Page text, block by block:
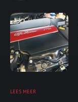
LEES MEER